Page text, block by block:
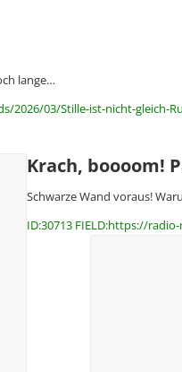
lange…
2026/03/Stille-ist-nicht-gleich-
Krach, boooom!
Schwarze Wand voraus!
ID:30713 FIELD:https://